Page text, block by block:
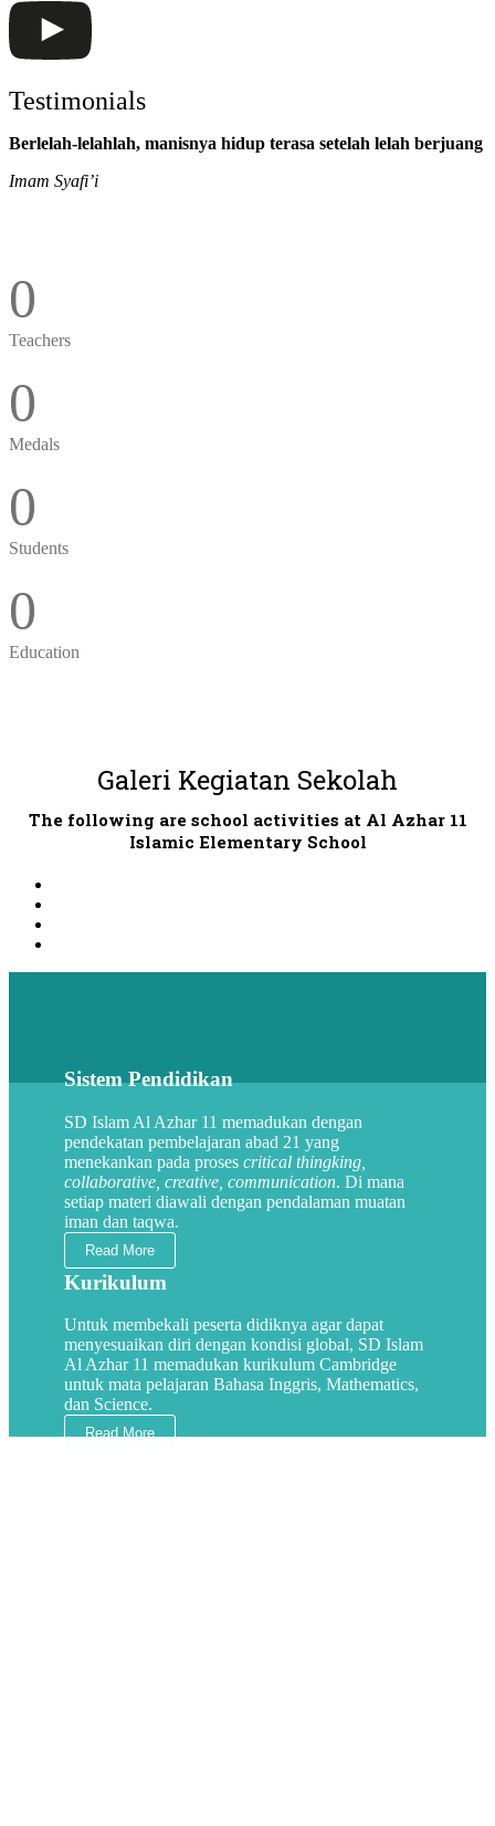
Testimonials
Berlelah-lelahlah, manisnya hidup terasa setelah lelah berjuang
Imam Syafi’i
0
Teachers
0
Medals
0
Students
0
Education
Galeri Kegiatan Sekolah
The following are school activities at Al Azhar 11
Islamic Elementary School
Sistem Pendidikan
SD Islam Al Azhar 11 memadukan dengan
pendekatan pembelajaran abad 21 yang
menekankan pada proses critical thingking,
collaborative, creative, communication. Di mana
setiap materi diawali dengan pendalaman muatan
iman dan taqwa.
Read More
Kurikulum
Untuk membekali peserta didiknya agar dapat
menyesuaikan diri dengan kondisi global, SD Islam
Al Azhar 11 memadukan kurikulum Cambridge
untuk mata pelajaran Bahasa Inggris, Mathematics,
dan Science.
Read More